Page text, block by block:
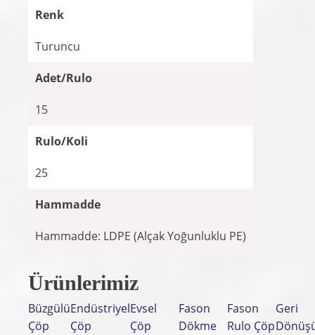
Renk
Turuncu
Adet/Rulo
15
Rulo/Koli
25
Hammadde
Hammadde: LDPE (Alçak Yoğunluklu PE)
Ürünlerimiz
Büzgülü
Çöp
Endüstriyel
Çöp
Evsel
Çöp
Fason
Dökme
Fason
Rulo Çöp
Geri